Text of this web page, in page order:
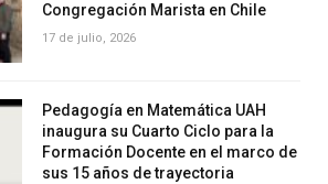
Congregación Marista en Chile
17 de julio, 2026
Pedagogía en Matemática UAH
inaugura su Cuarto Ciclo para la
Formación Docente en el marco de
sus 15 años de trayectoria